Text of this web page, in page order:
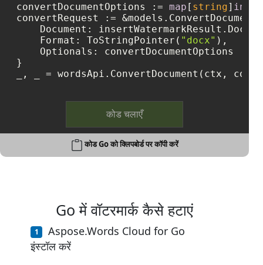
convertDocumentOptions := map [ string]
convertRequest :=
Document:
    Format: ToStringPointer(
"docx" ),
    Optionals: convertDocumentOptions
}
_, _ = wordsApi.ConvertDocument(ctx,
कोड चलाएँ
कोड Go को क्लिपबोर्ड पर कॉपी करें
Go में वॉटरमार्क कैसे हटाएं
Aspose.Words Cloud for Go
इंस्टॉल करें